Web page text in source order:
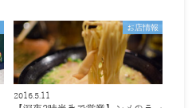
お店情報
2016.5.11